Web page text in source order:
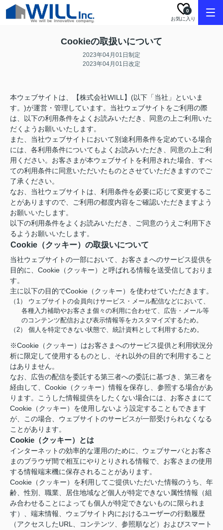
お気に入り
0
Cookieの取扱いについて
2023年04月01日制定
2023年04月01日改定
本ウェブサイトは、【株式会社WILL】(以下「当社」といいま
す。)が運営・管理しています。当社ウェブサイトをご利用の際
は、以下の利用条件をよくお読みいただき、同意の上ご利用いた
だくようお願いいたします。
また、当社ウェブサイトにおいて別途利用条件を定めている場合
には、各利用条件についてもよくお読みいただき、同意の上ご利
用ください。お客さまが本ウェブサイトを利用された場合、すべ
ての利用条件に同意いただいたものとさせていただきますのでご
了承ください。
なお、当社ウェブサイトは、利用条件を必要に応じて変更するこ
とがありますので、ご利用の都度内容をご確認いただきますよう
お願いいたします。
以下の利用条件をよくお読みいただき、ご同意のうえご利用下さ
るようお願いいたします。
Cookie（クッキー）の取扱いについて
当社ウェブサイトの一部において、お客さまへのサービス提供を
目的に、Cookie（クッキー）と呼ばれる情報を送受信しておりま
す。
主に以下の目的でCookie（クッキー）を使わせていただきます。
（1） ウェブサイトの会員向けサービス・メール配信などにおいて、
各種入力補助やお客さま個々の利用に合わせて、広告・メール等
のコンテンツ配信および表示情報等をカスタマイズするため。
（2） 個人を特定できない状態で、統計資料として利用するため。
※Cookie（クッキー）はお客さまへのサービス提供と利用状況分
析に限定して使用するものとし、それ以外の目的で利用すること
はありません。
なお、広告の配信を委託する第三者への委託に基づき、第三者を
経由して、Cookie（クッキー）情報を保存し、参照する場合があ
ります。こうした情報提供をしたくない場合には、お客さまにて
Cookie（クッキー）を使用しないよう設定することもできます
が、この場合、ウェブサイトのサービスが一部受けられなくなる
ことがあります。
Cookie（クッキー）とは
インターネットの効率的な運用のために、ウェブサーバとお客さ
まのブラウザ間で相互にやりとりされる情報で、お客さまの使用
する情報端末機に保存されることがあります。
Cookie（クッキー）を利用してご提供いただいた情報のうち、年
齢、性別、職業、居住地域など個人が特定できない属性情報（組
み合わせることによっても個人が特定できないものに限られま
す）、端末情報、ウェブサイト内におけるユーザーの行動履歴
（アクセスしたURL、コンテンツ、参照順など）およびスマート